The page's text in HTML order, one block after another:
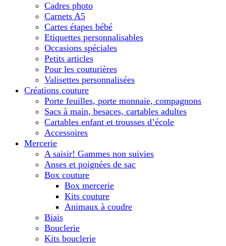
Cadres photo
Carnets A5
Cartes étapes bébé
Etiquettes personnalisables
Occasions spéciales
Petits articles
Pour les couturières
Valisettes personnalisées
Créations couture
Porte feuilles, porte monnaie, compagnons
Sacs à main, besaces, cartables adultes
Cartables enfant et trousses d’école
Accessoires
Mercerie
A saisir! Gammes non suivies
Anses et poignées de sac
Box couture
Box mercerie
Kits couture
Animaux à coudre
Biais
Bouclerie
Kits bouclerie